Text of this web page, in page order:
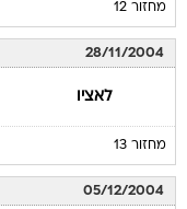
מחזור 12
28/11/2004
לאציו
מחזור 13
05/12/2004